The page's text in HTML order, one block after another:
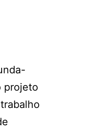
projeto